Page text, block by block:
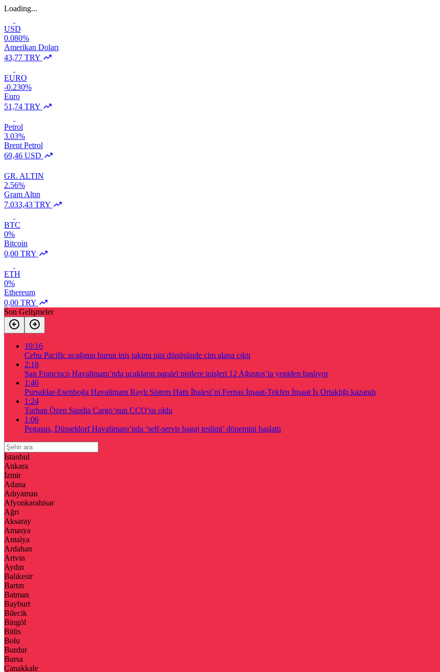
Loading...
USD
0.080%
Amerikan Doları
43,77 TRY
EURO
-0.230%
Euro
51,74 TRY
Petrol
3.03%
Brent Petrol
69,46 USD
GR. ALTIN
2.56%
Gram Altın
7.033,43 TRY
BTC
0%
Bitcoin
0,00 TRY
ETH
0%
Ethereum
0,00 TRY
Son Gelişmeler
10:16
Cebu Pacific uçağının burun iniş takımı pist dönüşünde çim alana çıktı
2:18
San Francisco Havalimanı’nda uçakların paralel pistlere inişleri 12 Ağustos’ta yeniden başlıyor
1:46
Pursaklar-Esenboğa Havalimanı Raylı Sistem Hattı İhalesi’ni Fernas İnşaat-Tekfen İnşaat İş Ortaklığı kazandı
1:24
Turhan Özen Saudia Cargo’nun CCO’su oldu
1:06
Pegasus, Düsseldorf Havalimanı’nda ‘self-servis bagaj teslimi’ dönemini başlattı
İstanbul
Ankara
İzmir
Adana
Adıyaman
Afyonkarahisar
Ağrı
Aksaray
Amasya
Antalya
Ardahan
Artvin
Aydın
Balıkesir
Bartın
Batman
Bayburt
Bilecik
Bingöl
Bitlis
Bolu
Burdur
Bursa
Çanakkale